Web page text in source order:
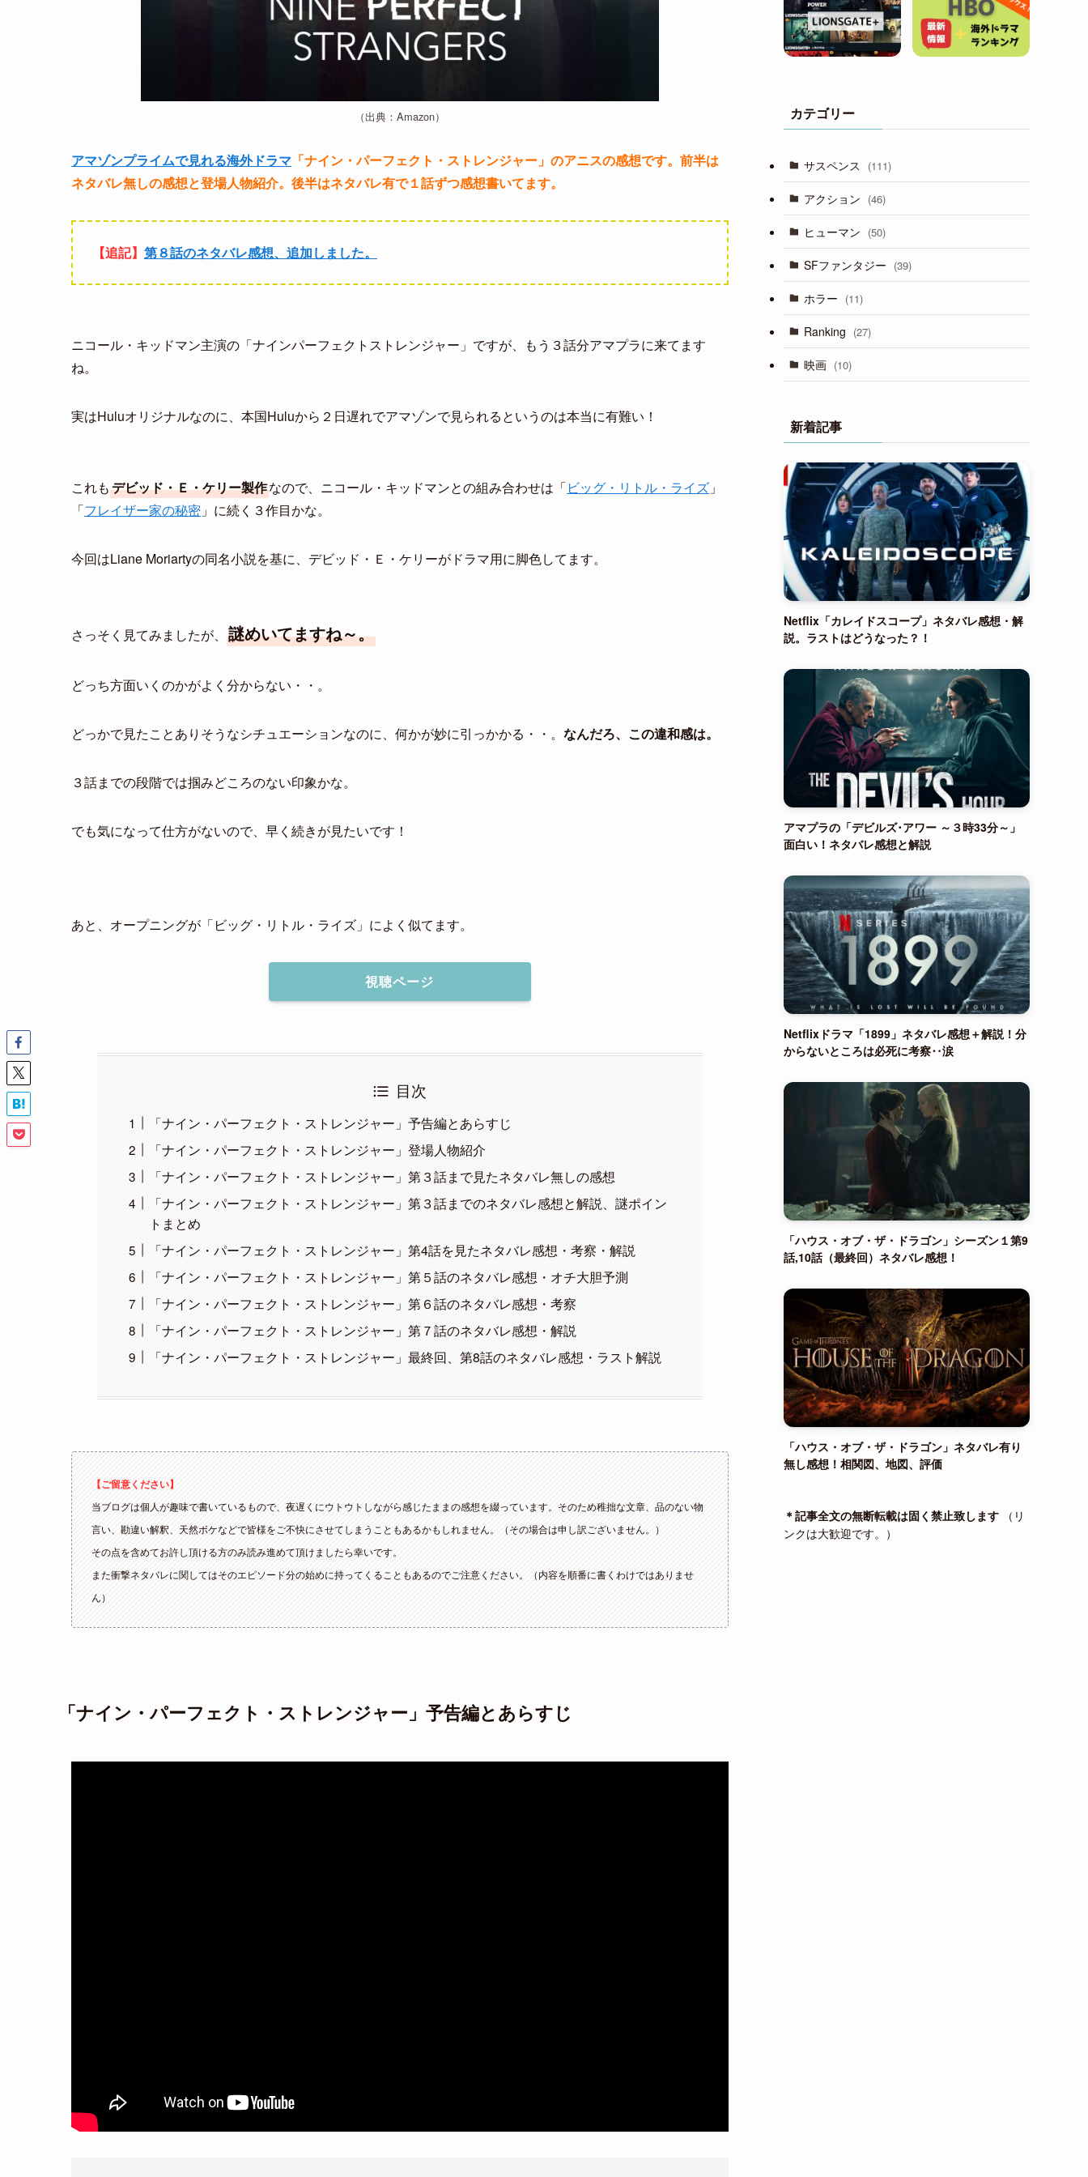
（出典：Amazon）
アマゾンプライムで見れる海外ドラマ 「ナイン・パーフェクト・ストレンジャー」のアニスの感想です。前半は
ネタバレ無しの感想と登場人物紹介。後半はネタバレ有で１話ずつ感想書いてます。
【追記】 第８話のネタバレ感想、追加しました。
ニコール・キッドマン主演の「ナインパーフェクトストレンジャー」ですが、もう３話分アマプラに来てます
ね。
実はHuluオリジナルなのに、本国Huluから２日遅れでアマゾンで見られるというのは本当に有難い！
これもデビッド・Ｅ・ケリー製作なので、ニコール・キッドマンとの組み合わせは「ビッグ・リトル・ライズ 」
「フレイザー家の秘密 」に続く３作目かな。
今回はLiane Moriartyの同名小説を基に、デビッド・Ｅ・ケリーがドラマ用に脚色してます。
さっそく見てみましたが、 謎めいてますね～。
どっち方面いくのかがよく分からない・・。
どっかで見たことありそうなシチュエーションなのに、何かが妙に引っかかる・・。 なんだろ、この違和感は。
３話までの段階では掴みどころのない印象かな。
でも気になって仕方がないので、早く続きが見たいです！
あと、オープニングが「ビッグ・リトル・ライズ」によく似てます。
視聴ページ
目次
「ナイン・パーフェクト・ストレンジャー」予告編とあらすじ
「ナイン・パーフェクト・ストレンジャー」登場人物紹介
「ナイン・パーフェクト・ストレンジャー」第３話まで見たネタバレ無しの感想
「ナイン・パーフェクト・ストレンジャー」第３話までのネタバレ感想と解説、謎ポイン
トまとめ
「ナイン・パーフェクト・ストレンジャー」第4話を見たネタバレ感想・考察・解説
「ナイン・パーフェクト・ストレンジャー」第５話のネタバレ感想・オチ大胆予測
「ナイン・パーフェクト・ストレンジャー」第６話のネタバレ感想・考察
「ナイン・パーフェクト・ストレンジャー」第７話のネタバレ感想・解説
「ナイン・パーフェクト・ストレンジャー」最終回、第8話のネタバレ感想・ラスト解説
【ご留意ください】
当ブログは個人が趣味で書いているもので、夜遅くにウトウトしながら感じたままの感想を綴っています。そのため稚拙な文章、品のない物
言い、勘違い解釈、天然ボケなどで皆様をご不快にさせてしまうこともあるかもしれません。（その場合は申し訳ございません。）
その点を含めてお許し頂ける方のみ読み進めて頂けましたら幸いです。
また衝撃ネタバレに関してはそのエピソード分の始めに持ってくることもあるのでご注意ください。（内容を順番に書くわけではありませ
ん）
「ナイン・パーフェクト・ストレンジャー」予告編とあらすじ
カテゴリー
サスペンス (111)
アクション (46)
ヒューマン (50)
SFファンタジー (39)
ホラー (11)
Ranking (27)
映画 (10)
新着記事
Netflix「カレイドスコープ」ネタバレ感想・解
説。ラストはどうなった？！
アマプラの「デビルズ･アワー ～３時33分～」
面白い！ネタバレ感想と解説
Netflixドラマ「1899」ネタバレ感想＋解説！分
からないところは必死に考察‥涙
「ハウス・オブ・ザ・ドラゴン」シーズン１第9
話,10話（最終回）ネタバレ感想！
「ハウス・オブ・ザ・ドラゴン」ネタバレ有り
無し感想！相関図、地図、評価
＊記事全文の無断転載は固く禁止致します （リ
ンクは大歓迎です。）